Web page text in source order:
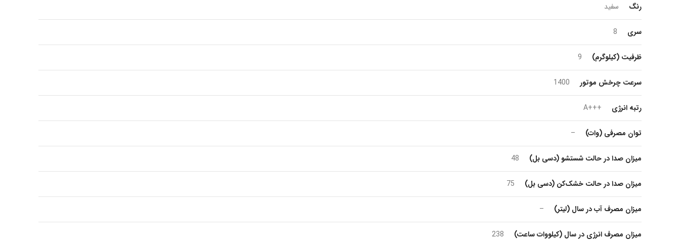
رنگ سفید
سری 8
ظرفیت (کیلوگرم) 9
سرعت چرخش موتور 1400
رتبه انرژی +++A
توان مصرفی (وات) –
میزان صدا در حالت شستشو (دسی بل) 48
میزان صدا در حالت خشک‌کن (دسی بل) 75
میزان مصرف آب در سال (لیتر) –
میزان مصرف انرژی در سال (کیلووات ساعت) 238